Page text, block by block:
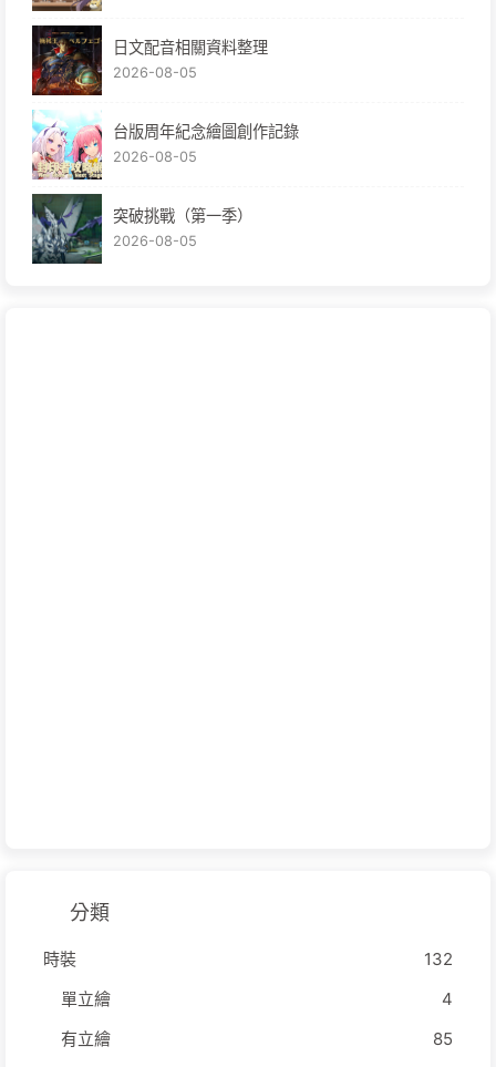
日文配音相關資料整理
2026-08-05
台版周年紀念繪圖創作記錄
2026-08-05
突破挑戰（第一季）
2026-08-05
分類
時裝
132
單立繪
4
有立繪
85